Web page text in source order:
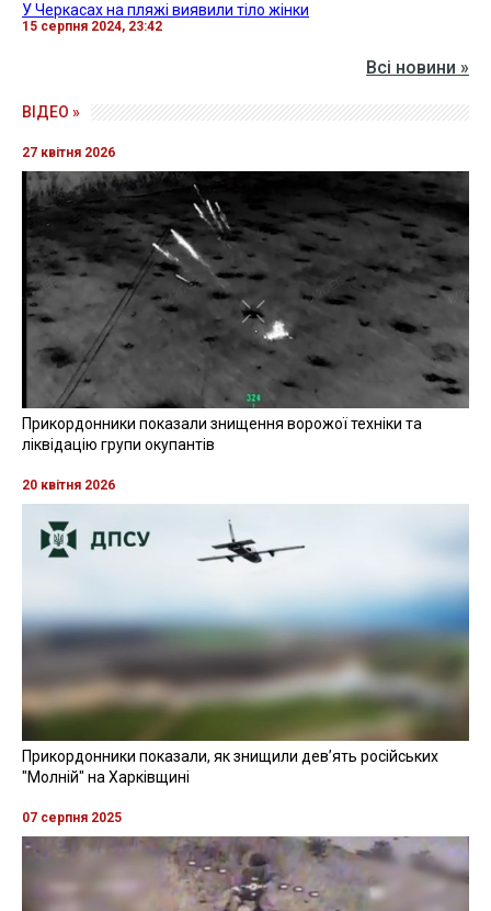
У Черкасах на пляжі виявили тіло жінки
15 серпня 2024, 23:42
Всі новини »
ВІДЕО »
27 квітня 2026
Прикордонники показали знищення ворожої техніки та
ліквідацію групи окупантів
20 квітня 2026
Прикордонники показали, як знищили девʼять російських
"Молній" на Харківщині
07 серпня 2025